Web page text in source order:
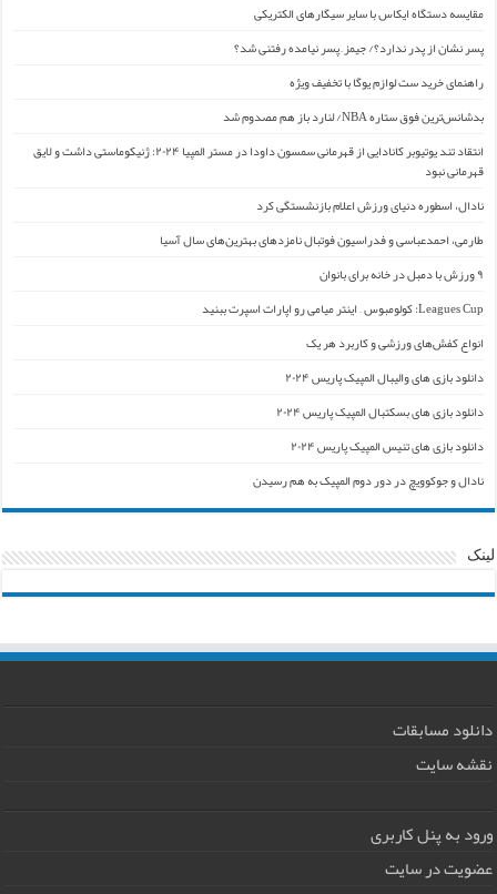
مقایسه دستگاه ایکاس با سایر سیگارهای الکتریکی
پسر نشان از پدر ندارد؟/ جیمز ِ پسر نیامده رفتنی شد؟
راهنمای خرید ست لوازم یوگا با تخفیف ویژه
بدشانس‌ترین فوق ستاره NBA/ لنارد باز هم مصدوم شد
انتقاد تند یوتیوبر کانادایی از قهرمانی سمسون داودا در مستر المپیا ۲۰۲۴: ژنیکوماستی داشت و لایق
قهرمانی نبود
نادال، اسطوره دنیای ورزش اعلام بازنشستگی کرد
طارمی، احمدعباسی و فدراسیون فوتبال نامزدهای بهترین‌های سال آسیا
۹ ورزش با دمبل در خانه برای بانوان
Leagues Cup: کولومبوس – اینتر میامی رو اپارات اسپرت ببنید
انواع کفش‌های ورزشی و کاربرد هر یک
دانلود بازی های والیبال المپیک پاریس ۲۰۲۴
دانلود بازی های بسکتبال المپیک پاریس ۲۰۲۴
دانلود بازی های تنیس المپیک پاریس ۲۰۲۴
نادال و جوکوویچ در دور دوم المپیک به هم رسیدن
لینک
دانلود مسابقات
نقشه سایت
ورود به پنل کاربری
عضویت در سایت